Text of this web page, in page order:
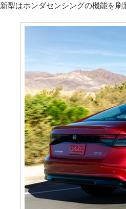
新型はホンダセンシングの機能を刷